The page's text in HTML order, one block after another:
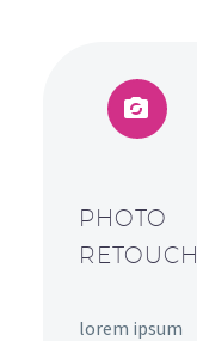


PHOTO
RETOUCH
lorem ipsum